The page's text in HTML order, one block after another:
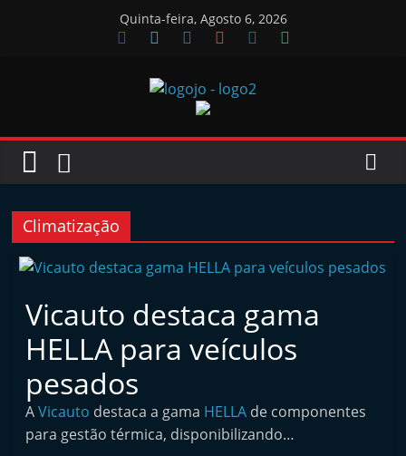
Quinta-feira, Agosto 6, 2026
Jornal
J
r
n
i
n
Climatização
Vicauto destaca gama
HELLA para veículos
pesados
AVicauto destaca a gama HELLA de componentes
para gestão térmica, disponibilizando…